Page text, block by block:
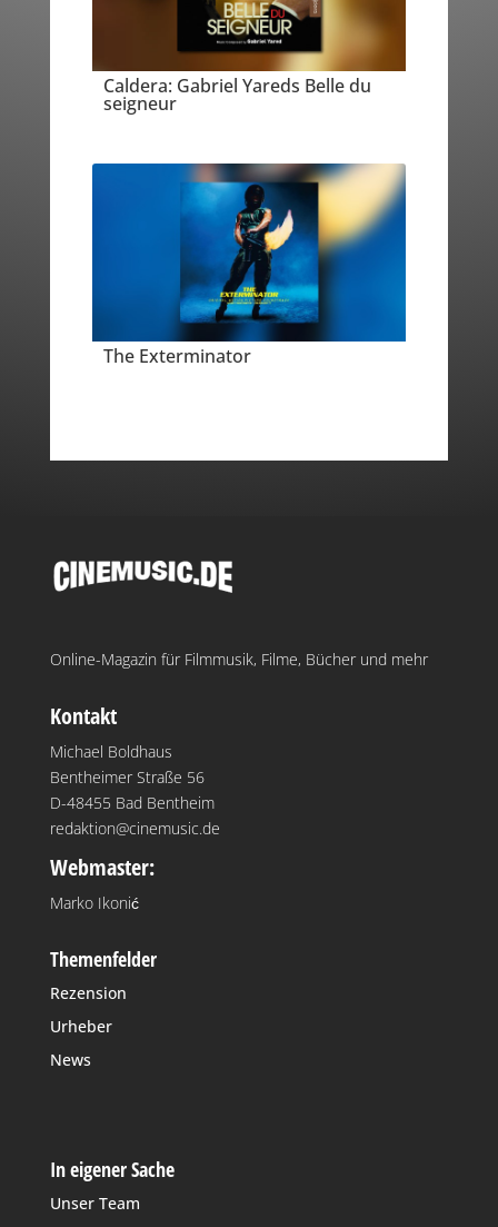
Caldera: Gabriel Yareds Belle du
seigneur
The Exterminator
Online-Magazin für Filmmusik, Filme, Bücher und mehr
Kontakt
Michael Boldhaus
Bentheimer Straße 56
D-48455 Bad Bentheim
redaktion@cinemusic.de
Webmaster:
Marko Ikonić
Themenfelder
Rezension
Urheber
News
In eigener Sache
Unser Team